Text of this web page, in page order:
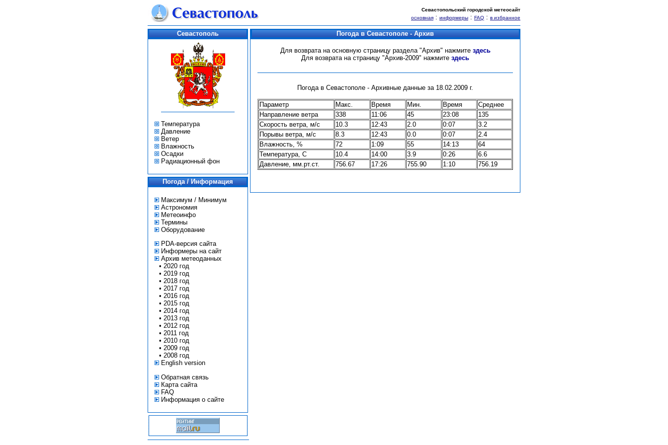
Севастопольский городской метеосайт
основная : информеры : FAQ : в избранное
Севастополь
Температура
Давление
Ветер
Влажность
Осадки
Радиационный фон
Погода / Информация
Максимум / Минимум
Астрономия
Метеоинфо
Термины
Оборудование
PDA-версия сайта
Информеры на сайт
Архив метеоданных
• 2020 год
• 2019 год
• 2018 год
• 2017 год
• 2016 год
• 2015 год
• 2014 год
• 2013 год
• 2012 год
• 2011 год
• 2010 год
• 2009 год
• 2008 год
English version
Обратная связь
Карта сайта
FAQ
Информация о сайте
Погода в Севастополе - Архив
Для возврата на основную страницу раздела "Архив" нажмите здесь
Для возврата на страницу "Архив-2009" нажмите здесь
Погода в Севастополе - Архивные данные за 18.02.2009 г.
Параметр Макс. Время Мин. Время
Среднее
Направление ветра
338 11:06 45 23:08
135
Скорость ветра, м/с
10.3 12:43 2.0 0:07
3.2
Порывы ветра, м/с
8.3 12:43 0.0 0:07
2.4
Влажность, %
72 1:09 55 14:13
64
Температура, С
10.4 14:00 3.9 0:26
6.6
Давление, мм.рт.ст.
756.67 17:26 755.90 1:10 756.19